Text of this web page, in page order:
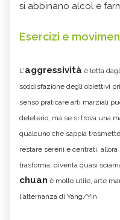
si abbinano alcol e
Esercizi e
L'aggressività è letta
soddisfazione degli obiettivi
senso praticare arti marziali
deleterio, ma se si trova una
qualcuno che sappia
restare sereni e centrati,
trasforma, diventa quasi
chuan è molto utile, arte
l'alternanza di Yang/Yin.